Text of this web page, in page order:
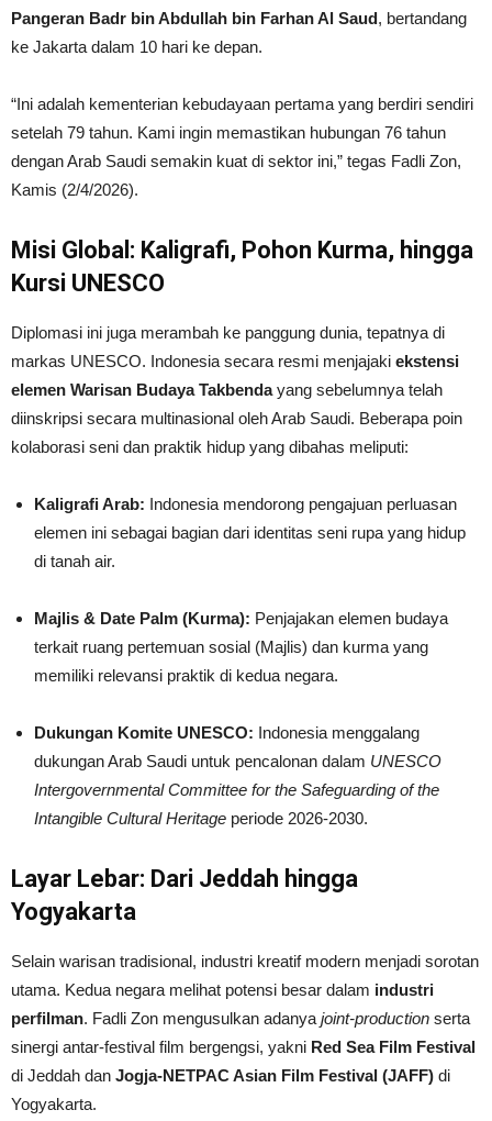
Pangeran Badr bin Abdullah bin Farhan Al Saud, bertandang
ke Jakarta dalam 10 hari ke depan.
“Ini adalah kementerian kebudayaan pertama yang berdiri sendiri
setelah 79 tahun. Kami ingin memastikan hubungan 76 tahun
dengan Arab Saudi semakin kuat di sektor ini,” tegas Fadli Zon,
Kamis (2/4/2026).
Misi Global: Kaligrafi, Pohon Kurma, hingga
Kursi UNESCO
Diplomasi ini juga merambah ke panggung dunia, tepatnya di
markas UNESCO. Indonesia secara resmi menjajaki ekstensi
elemen Warisan Budaya Takbendayang sebelumnya telah
diinskripsi secara multinasional oleh Arab Saudi. Beberapa poin
kolaborasi seni dan praktik hidup yang dibahas meliputi:
Kaligrafi Arab: Indonesia mendorong pengajuan perluasan
elemen ini sebagai bagian dari identitas seni rupa yang hidup
di tanah air.
Majlis & Date Palm (Kurma): Penjajakan elemen budaya
terkait ruang pertemuan sosial (Majlis) dan kurma yang
memiliki relevansi praktik di kedua negara.
Dukungan Komite UNESCO: Indonesia menggalang
dukungan Arab Saudi untuk pencalonan dalam UNESCO
Intergovernmental Committee for the Safeguarding of the
Intangible Cultural Heritage periode 2026-2030.
Layar Lebar: Dari Jeddah hingga
Yogyakarta
Selain warisan tradisional, industri kreatif modern menjadi sorotan
utama. Kedua negara melihat potensi besar dalam industri
perfilman. Fadli Zon mengusulkan adanya joint-production serta
sinergi antar-festival film bergengsi, yakni Red Sea Film Festival
di Jeddah dan Jogja-NETPAC Asian Film Festival (JAFF) di
Yogyakarta.